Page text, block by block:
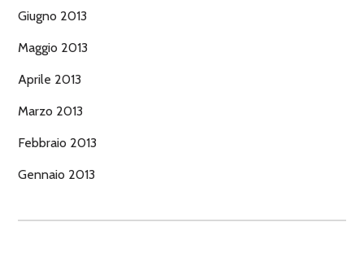
Giugno 2013
Maggio 2013
Aprile 2013
Marzo 2013
Febbraio 2013
Gennaio 2013